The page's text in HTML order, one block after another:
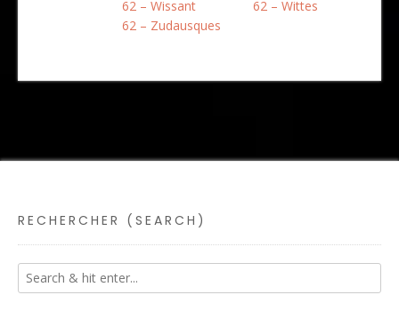
62 – Wissant
62 – Wittes
62 – Zudausques
RECHERCHER (SEARCH)